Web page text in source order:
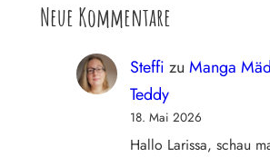
Neue Kommentare
Steffi zu Manga
Teddy
18. Mai 2026
Hallo Larissa, schau